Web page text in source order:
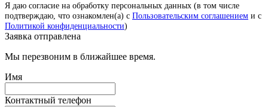
Я даю согласие на обработку персональных данных (в том числе
подтверждаю, что ознакомлен(а) с Пользовательским соглашением и с
Политикой конфиденциальности)
Заявка отправлена
Мы перезвоним в ближайшее время.
Имя
Контактный телефон